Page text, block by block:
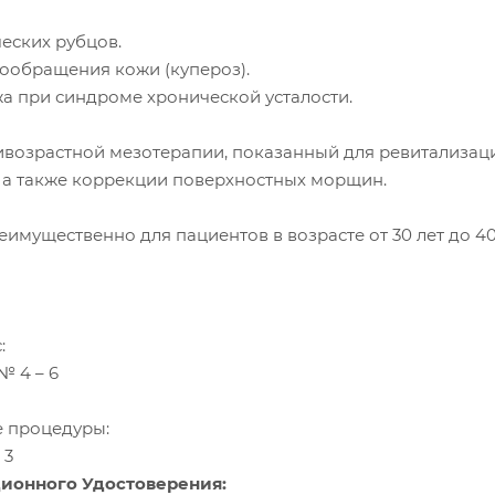
рубцов.
кожи (купероз).
при синдроме хронической усталости.
мезотерапии, показанный для
также коррекции поверхностных морщин.
для пациентов в возрасте от 30 лет до 40
4 – 6
Удостоверения: